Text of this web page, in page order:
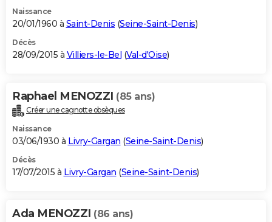
Naissance
20/01/1960 à Saint-Denis (Seine-Saint-Denis)
Décès
28/09/2015 à Villiers-le-Bel (Val-d'Oise)
Raphael MENOZZI (85 ans)
Créer une cagnotte obsèques
Naissance
03/06/1930 à Livry-Gargan (Seine-Saint-Denis)
Décès
17/07/2015 à Livry-Gargan (Seine-Saint-Denis)
Ada MENOZZI (86 ans)